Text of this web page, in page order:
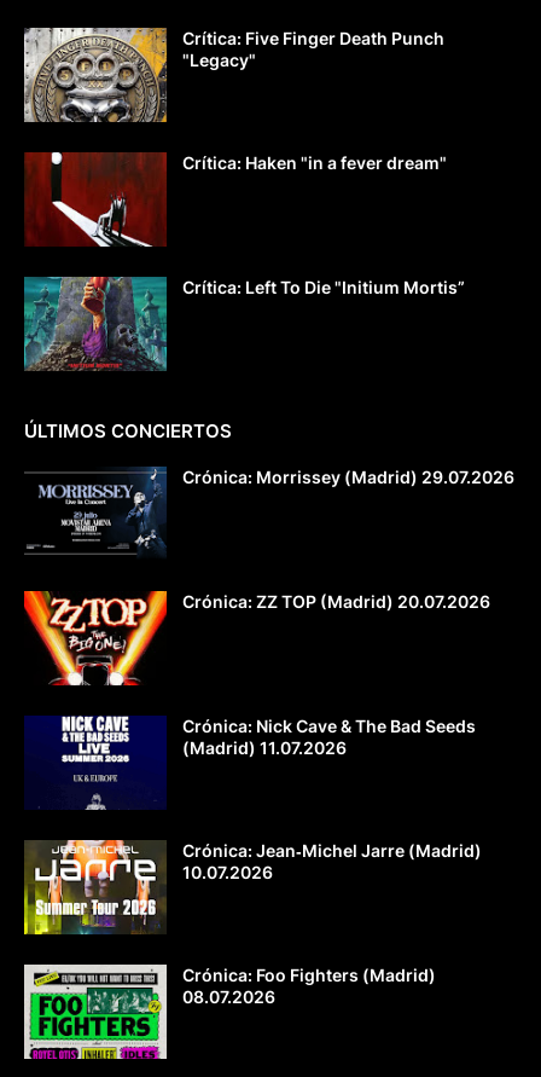
Crítica: Five Finger Death Punch
"Legacy"
Crítica: Haken "in a fever dream"
Crítica: Left To Die "Initium Mortis”
ÚLTIMOS CONCIERTOS
Crónica: Morrissey (Madrid) 29.07.2026
Crónica: ZZ TOP (Madrid) 20.07.2026
Crónica: Nick Cave & The Bad Seeds
(Madrid) 11.07.2026
Crónica: Jean‐Michel Jarre (Madrid)
10.07.2026
Crónica: Foo Fighters (Madrid)
08.07.2026